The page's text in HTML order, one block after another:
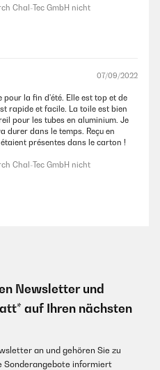
Chal-Tec GmbH nicht
07/09/2022
la fin d'été. Elle est top et de
rapide et facile. La toile est bien
pour les tubes en aluminium. Je
durer dans le temps. Reçu en
présentes dans le carton !
Chal-Tec GmbH nicht
Newsletter und
auf Ihren nächsten
an und gehören Sie zu
Sonderangebote informiert